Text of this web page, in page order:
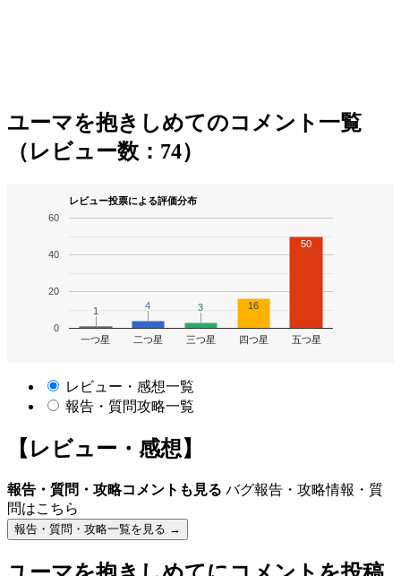
ユーマを抱きしめてのコメント一覧
（レビュー数：74）
レビュー投票による評価分布
一つ星 二つ星 三つ星 四つ星 五つ星
0
20
40
60
1
1 4
4 3
3 16
50
レビュー・感想一覧
報告・質問攻略一覧
【レビュー・感想】
報告・質問・攻略コメントも見る バグ報告・攻略情報・質
問はこちら
報告・質問・攻略一覧を見る →